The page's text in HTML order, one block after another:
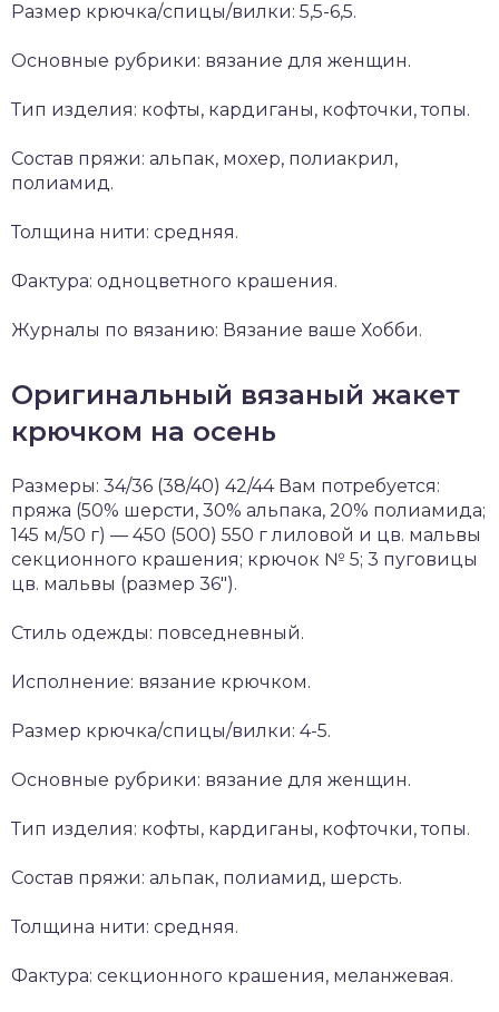
Размер крючка/спицы/вилки: 5,5-6,5.
Основные рубрики: вязание для женщин.
Тип изделия: кофты, кардиганы, кофточки, топы.
Состав пряжи: альпак, мохер, полиакрил,
полиамид.
Толщина нити: средняя.
Фактура: одноцветного крашения.
Журналы по вязанию: Вязание ваше Хобби.
Оригинальный вязаный жакет
крючком на осень
Размеры: 34/36 (38/40) 42/44 Вам потребуется:
пряжа (50% шерсти, 30% альпака, 20% полиамида;
145 м/50 г) — 450 (500) 550 г лиловой и цв. мальвы
секционного крашения; крючок № 5; 3 пуговицы
цв. мальвы (размер 36").
Стиль одежды: повседневный.
Исполнение: вязание крючком.
Размер крючка/спицы/вилки: 4-5.
Основные рубрики: вязание для женщин.
Тип изделия: кофты, кардиганы, кофточки, топы.
Состав пряжи: альпак, полиамид, шерсть.
Толщина нити: средняя.
Фактура: секционного крашения, меланжевая.